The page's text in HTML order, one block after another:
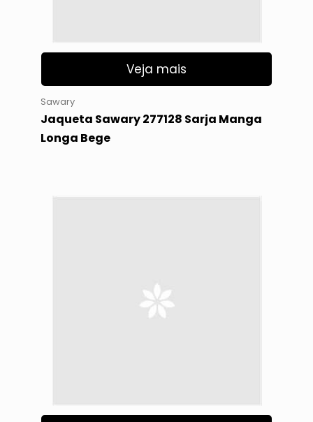
Veja mais
Sawary
Jaqueta Sawary 277128 Sarja Manga
Longa Bege